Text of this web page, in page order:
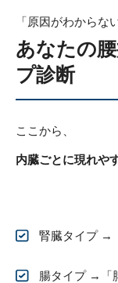
「原因がわからな
あなたの
プ診断
ここから、
内臓ごとに現れや
腎臓タイプ →
腸タイプ →「